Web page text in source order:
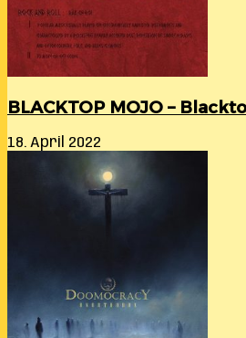
BLACKTOP MOJO –
18. April 2022